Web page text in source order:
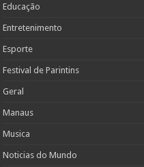
Educação
Entretenimento
Esporte
Festival de Parintins
Geral
Manaus
Musica
Noticias do Mundo